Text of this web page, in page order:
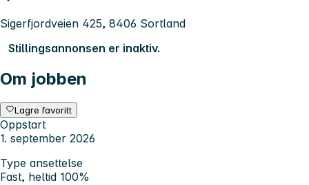
Sigerfjordveien 425, 8406 Sortland
Stillingsannonsen er inaktiv.
Om jobben
Lagre favoritt
Oppstart
1. september 2026
Type ansettelse
Fast, heltid 100%